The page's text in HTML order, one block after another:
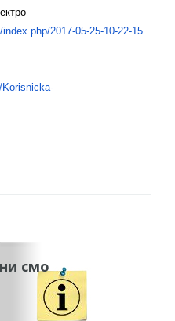
2017-05-25-10-22-15
смо